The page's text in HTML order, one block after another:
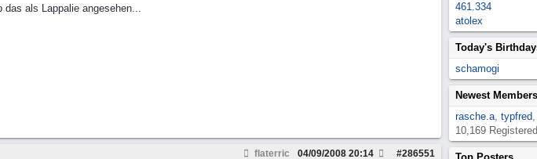
als Lappalie angesehen...
flaterric #286551
04/09/2008 20:14
461.334
atolex
Today's
schamogi
Newest Members
rasche.a, typfred
10,169